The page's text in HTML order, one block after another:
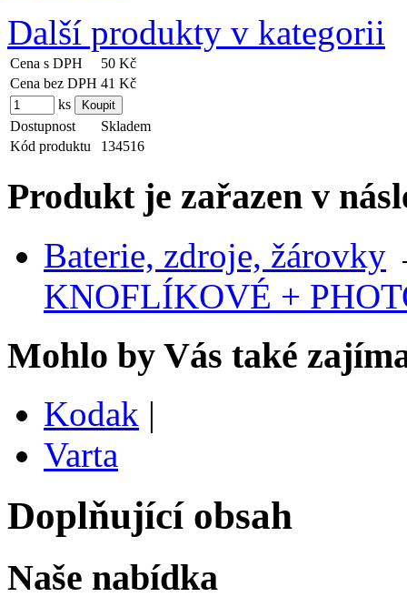
Další produkty v kategorii
Cena s DPH
50 Kč
Cena bez DPH 41 Kč
ks
Dostupnost
Skladem
Kód produktu
134516
Produkt je zařazen v
Baterie, zdroje, žárovky
KNOFLÍKOVÉ +
Mohlo by Vás také
Kodak |
Varta
Doplňující obsah
Naše nabídka